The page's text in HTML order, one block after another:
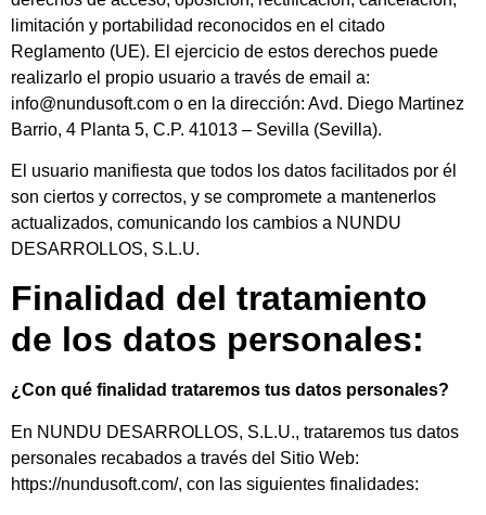
limitación y portabilidad reconocidos en el citado
Reglamento (UE). El ejercicio de estos derechos puede
realizarlo el propio usuario a través de email a:
info@nundusoft.com o en la dirección: Avd. Diego Martinez
Barrio, 4 Planta 5, C.P. 41013 – Sevilla (Sevilla).
El usuario manifiesta que todos los datos facilitados por él
son ciertos y correctos, y se compromete a mantenerlos
actualizados, comunicando los cambios a NUNDU
DESARROLLOS, S.L.U.
Finalidad del tratamiento
de los datos personales:
¿Con qué finalidad trataremos tus datos personales?
En NUNDU DESARROLLOS, S.L.U., trataremos tus datos
personales recabados a través del Sitio Web:
https://nundusoft.com/, con las siguientes finalidades: